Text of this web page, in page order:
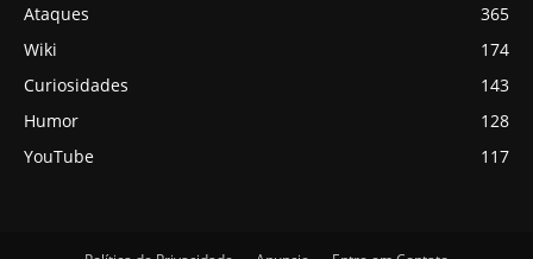
Ataques
365
Wiki
174
Curiosidades
143
Humor
128
YouTube
117